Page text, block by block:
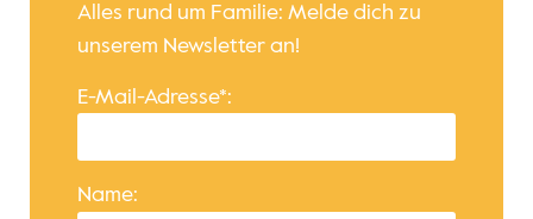
Alles rund um Familie: Melde dich zu
unserem Newsletter an!
E-Mail-Adresse*:
Name: